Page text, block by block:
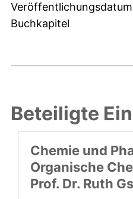
Veröffentlichungsdatum
Buchkapitel
Beteiligte
Chemie und
Organische
Prof. Dr. Ruth